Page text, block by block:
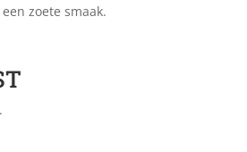
zoete smaak.